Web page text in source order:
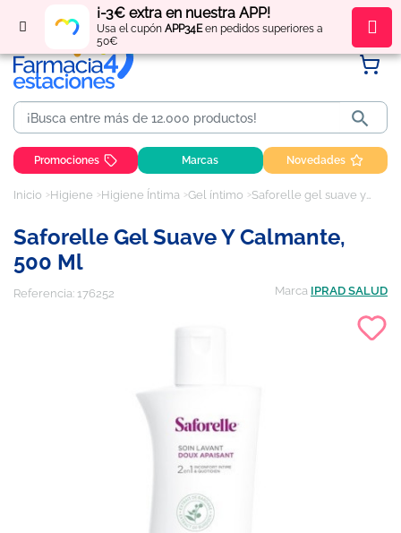
¡-3€ extra en nuestra APP!
Usa el cupón APP34Een pedidos superiores a
50€
Regístratey obténpuntos por tus compras

Promociones Marcas Novedades
Inicio Higiene Higiene Íntima Gel íntimo Saforelle gel suave y calmante, 500 ml
Saforelle Gel Suave Y Calmante,
500 Ml
Referencia: 176252 Marca IPRAD SALUD